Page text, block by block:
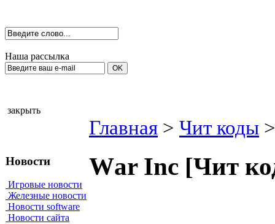
Наша рассылка
закрыть
Новости
Игровые новости
Железные новости
Новости software
Новости сайта
Главная > Чит коды >
Wаr Inс [Чит